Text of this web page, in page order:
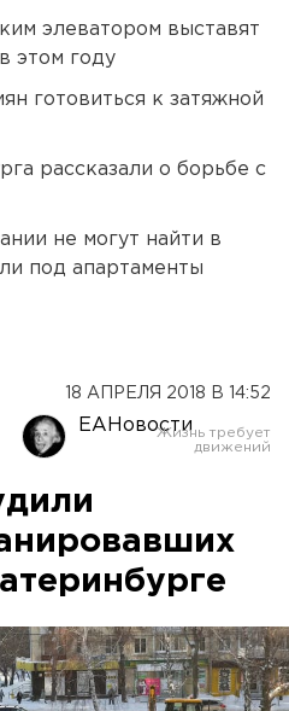
элеватором выставят
этом году
готовиться к затяжной
рассказали о борьбе с
не могут найти в
под апартаменты
18 АПРЕЛЯ 2018 В 14:52
ЕАНовости